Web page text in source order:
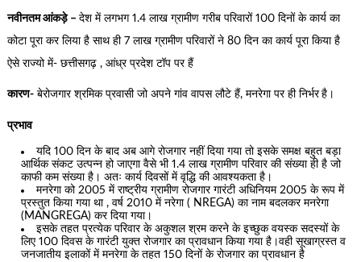
नवीनतम आंकड़े – देश में लगभग 1.4 लाख ग्रामीण गरीब परिवारों 100 दिनों के कार्य का
कोटा पूरा कर लिया है साथ ही 7 लाख ग्रामीण परिवारों ने 80 दिन का कार्य पूरा किया है
ऐसे राज्यो में- छत्तीसगढ़ , आंध्र प्रदेश टॉप पर हैं
कारण-बेरोजगार श्रमिक प्रवासी जो अपने गांव वापस लौटे हैं, मनरेगा पर ही निर्भर है।
प्रभाव
यदि 100 दिन के बाद अब आगे रोजगार नहीं दिया गया तो इसके समक्ष बहुत बड़ा
आर्थिक संकट उत्पन्न हो जाएगा वैसे भी 1.4 लाख ग्रामीण परिवार की संख्या ही है जो
काफी कम संख्या है। अतः कार्य दिवसों में वृद्धि की आवश्यकता है।
मनरेगा को 2005 में राष्ट्रीय ग्रामीण रोजगार गारंटी अधिनियम 2005 के रूप में
प्रस्तुत किया गया था , वर्ष 2010 में नरेगा ( NREGA) का नाम बदलकर मनरेगा
(MANGREGA) कर दिया गया।
इसके तहत प्रत्येक परिवार के अकुशल श्रम करने के इच्छुक वयस्क सदस्यों के
लिए 100 दिवस के गारंटी युक्त रोजगार का प्रावधान किया गया है।वही सूखाग्रस्त व
जनजातीय इलाकों में मनरेगा के तहत 150 दिनों के रोजगार का प्रावधान है